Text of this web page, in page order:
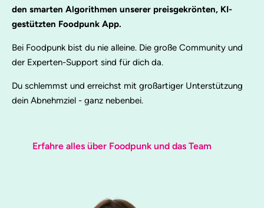
den smarten Algorithmen unserer preisgekrönten, KI-
gestützten Foodpunk App.
Bei Foodpunk bist du nie alleine. Die große Community und
der Experten-Support sind für dich da.
Du schlemmst und erreichst mit großartiger Unterstützung
dein Abnehmziel - ganz nebenbei.
Erfahre alles über Foodpunk und das Team